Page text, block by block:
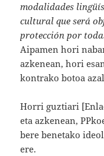
modalidades
cultural que será
protección por
Aipamen hori
azkenean, hori
kontrako botoa
Horri guztiari
eta azkenean,
bere benetako
ere.